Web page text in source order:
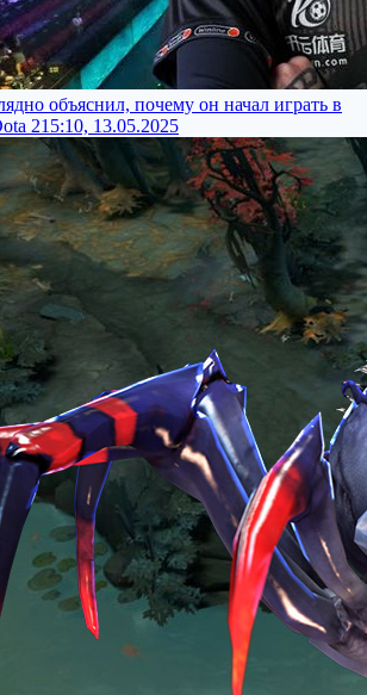
объяснил, почему он начал играть в
215:10, 13.05.2025